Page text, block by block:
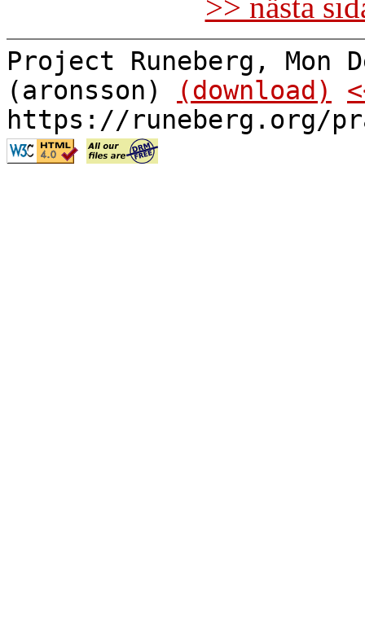
Project Runeberg, Mon
(aronsson)
(download)
https://runeberg.org/